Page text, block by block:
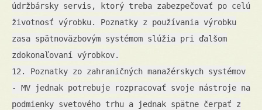
údržbársky servis, ktorý treba zabezpečovať po celú
životnosť výrobku. Poznatky z používania výrobku
zasa spätnoväzbovým systémom slúžia pri ďalšom
zdokonaľovaní výrobkov.
12. Poznatky zo zahraničných manažérskych systémov
- MV jednak potrebuje rozpracovať svoje nástroje na
podmienky svetového trhu a jednak spätne čerpať z